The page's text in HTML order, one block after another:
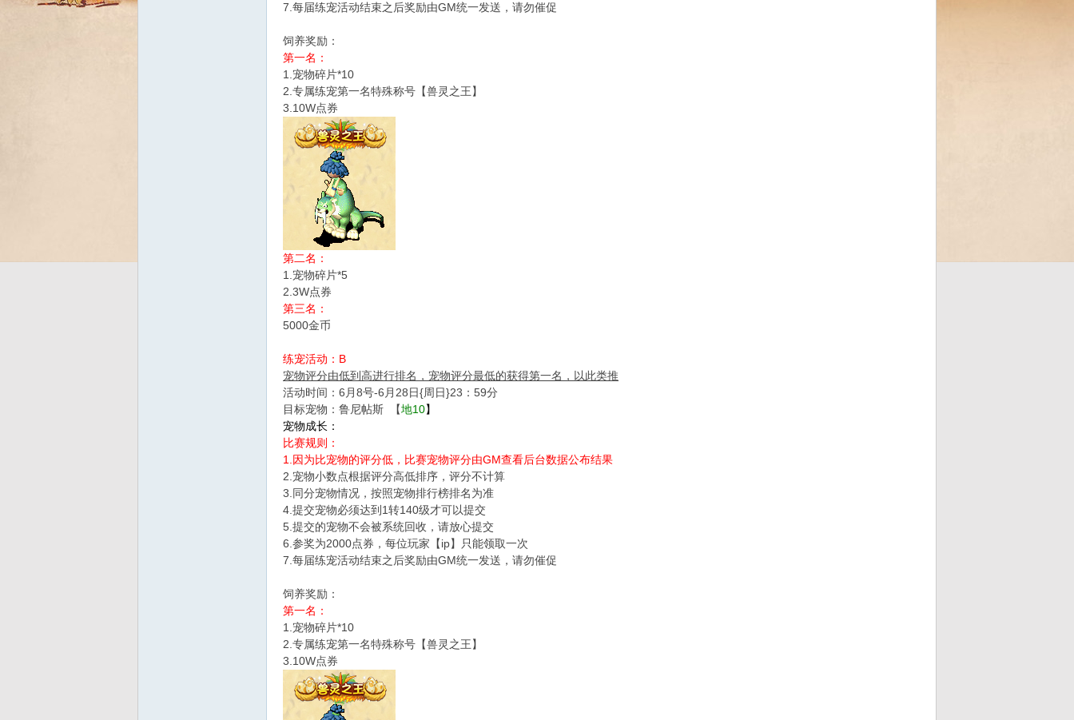
7.每届练宠活动结束之后奖励由GM统一发送，请勿催促
饲养奖励：
第一名：
1.宠物碎片*10
2.专属练宠第一名特殊称号【兽灵之王】
3.10W点券
第二名：
1.宠物碎片*5
2.3W点券
第三名：
5000金币
练宠活动：B
宠物评分由低到高进行排名，宠物评分最低的获得第一名，以此类推
活动时间：6月8号-6月28日{周日}23：59分
目标宠物：鲁尼帖斯 【地10】
宠物成长：
比赛规则：
1.因为比宠物的评分低，比赛宠物评分由GM查看后台数据公布结果
2.宠物小数点根据评分高低排序，评分不计算
3.同分宠物情况，按照宠物排行榜排名为准
4.提交宠物必须达到1转140级才可以提交
5.提交的宠物不会被系统回收，请放心提交
6.参奖为2000点券，每位玩家【ip】只能领取一次
7.每届练宠活动结束之后奖励由GM统一发送，请勿催促
饲养奖励：
第一名：
1.宠物碎片*10
2.专属练宠第一名特殊称号【兽灵之王】
3.10W点券